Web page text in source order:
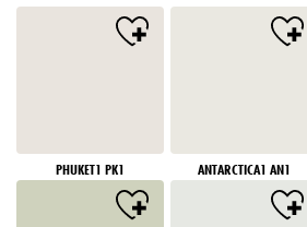
PHUKET1 PK1 ANTARCTICA1 AN1